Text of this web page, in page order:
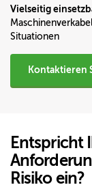
Vielseitig
Situationen
Kontaktieren
Entspricht
Risiko ein?